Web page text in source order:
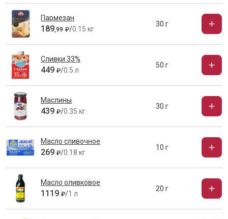
Пармезан
189,99 ₽/0.15 кг
30 г
Сливки 33%
449 ₽/0.5 л
50 г
Маслины
439 ₽/0.35 кг
30 г
Масло сливочное
269 ₽/0.18 кг
10 г
Масло оливковое
1119 ₽/1 л
20 г